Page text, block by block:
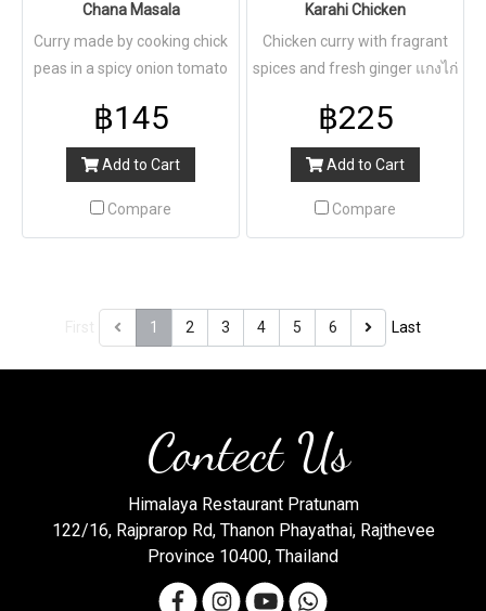
Chana Masala
Curry made by cooking chick
peas in a spicy onion tomato
฿145
Add to Cart
Compare
Karahi Chicken
Chicken curry with fragrant
spices and fresh ginger แกงไก่
฿225
Add to Cart
Compare
1 2 3 4 5 6 Last
Contect Us
Himalaya Restaurant Pratunam
122/16, Rajprarop Rd, Thanon Phayathai, Rajthevee
Province 10400, Thailand